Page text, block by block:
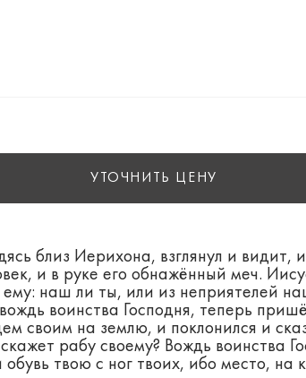
УТОЧНИТЬ ЦЕНУ
близ Иерихона, взглянул и видит,
и в руке его обнажённый меч.
ему: наш ли ты, или из неприятелей
воинства Господня, теперь
своим на землю, и поклонился и
рабу своему? Вождь воинства
твою с ног твоих, ибо место, на